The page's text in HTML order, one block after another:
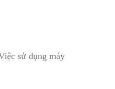
sử dụng máy